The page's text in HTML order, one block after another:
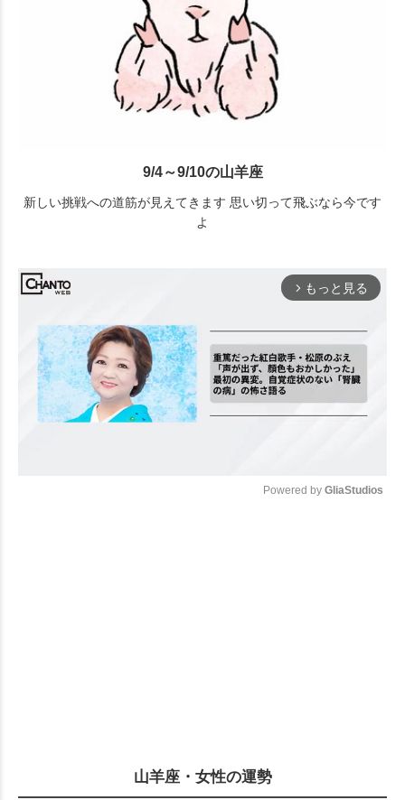
9/4～9/10の山羊座
新しい挑戦への道筋が見えてきます 思い切って飛ぶなら今です
よ
arrow_forward_ios もっと見る
Powered by GliaStudios
山羊座・女性の運勢